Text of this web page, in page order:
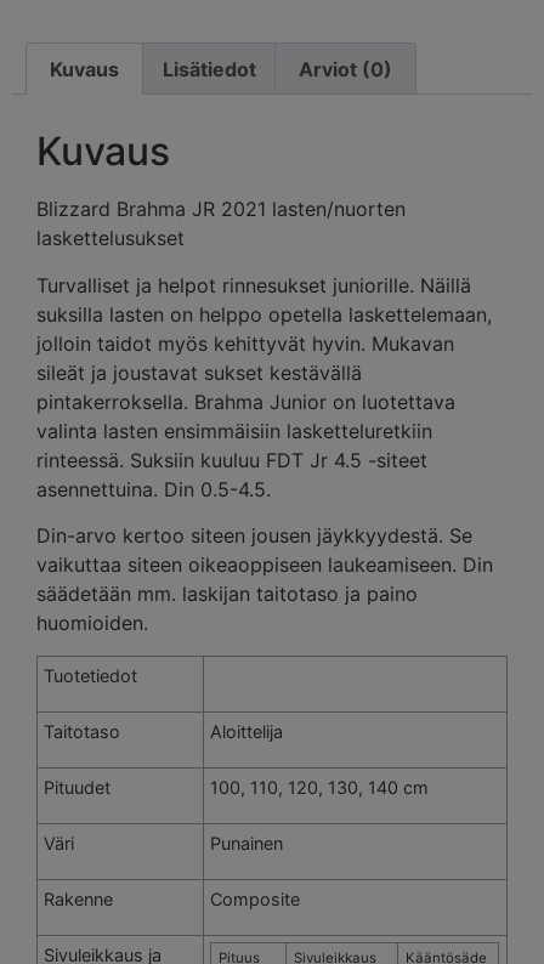
Kuvaus Lisätiedot Arviot (0)
Kuvaus
Blizzard Brahma JR 2021 lasten/nuorten
laskettelusukset
Turvalliset ja helpot rinnesukset juniorille. Näillä
suksilla lasten on helppo opetella laskettelemaan,
jolloin taidot myös kehittyvät hyvin. Mukavan
sileät ja joustavat sukset kestävällä
pintakerroksella. Brahma Junior on luotettava
valinta lasten ensimmäisiin lasketteluretkiin
rinteessä. Suksiin kuuluu FDT Jr 4.5 -siteet
asennettuina. Din 0.5-4.5.
Din-arvo kertoo siteen jousen jäykkyydestä. Se
vaikuttaa siteen oikeaoppiseen laukeamiseen. Din
säädetään mm. laskijan taitotaso ja paino
huomioiden.
Tuotetiedot
Taitotaso Aloittelija
Pituudet 100, 110, 120, 130, 140 cm
Väri Punainen
Rakenne Composite
Sivuleikkaus ja Pituus Sivuleikkaus Kääntösäde